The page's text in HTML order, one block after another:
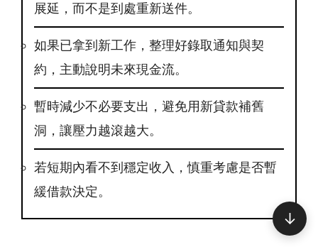
展延，而不是到處重新送件。
如果已拿到新工作，整理好錄取通知與契
約，主動說明未來現金流。
暫時減少不必要支出，避免用新貸款補舊
洞，讓壓力越滾越大。
若短期內看不到穩定收入，慎重考慮是否暫
緩借款決定。
↓